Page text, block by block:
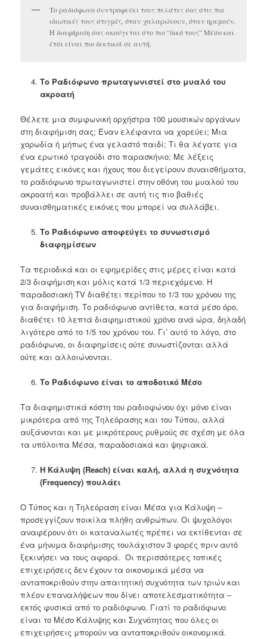
Το ραδιόφωνο συντροφεύει τους πελάτες σας στις πιο
ιδιωτικές τους στιγμές, όταν χαλαρώνουν, όταν ηρεμούν.
Η διαφήμιση σας ακούγεται στο πιο “δικό τους” Μέσο και
έτσι είναι πιο δεκτικοί σε αυτή.
Το Ραδιόφωνο πρωταγωνιστεί στο μυαλό του
ακροατή
Θέλετε μια συμφωνική ορχήστρα 100 μουσικών οργάνων
στη διαφήμιση σας; Έναν ελέφαντα να χορεύει; Μια
χορωδία ή μήπως ένα γελαστό παιδί; Τι θα λέγατε για
ένα ερωτικό τραγούδι στο παρασκήνιο; Με λέξεις
γεμάτες εικόνες και ήχους που διεγείρουν συναισθήματα,
το ραδιόφωνο πρωταγωνιστεί στην οθόνη του μυαλού του
ακροατή και προβάλλει σε αυτή τις πιο βαθιές
συναισθηματικές εικόνες που μπορεί να συλλάβει.
Το Ραδιόφωνο αποφεύγει το συνωστισμό
διαφημίσεων
Τα περιοδικά και οι εφημερίδες στις μέρες είναι κατά
2/3 διαφήμιση και μόλις κατά 1/3 περιεχόμενο. Η
παραδοσιακή TV διαθέτει περίπου το 1/3 του χρόνου της
για διαφήμιση. Το ραδιόφωνο αντίθετα, κατά μέσο όρο,
διαθέτει 10 λεπτά διαφημιστικού χρόνο ανά ώρα, δηλαδή
λιγότερο από το 1/5 του χρόνου του. Γι’ αυτό το λόγο, στο
ραδιόφωνο, οι διαφημίσεις ούτε συνωστίζονται αλλά
ούτε και αλλοιώνονται.
Το Ραδιόφωνο είναι το αποδοτικό Μέσο
Τα διαφημιστικά κόστη του ραδιοφώνου όχι μόνο είναι
μικρότερα από της Τηλεόρασης και του Τύπου, αλλά
αυξάνονται και με μικρότερους ρυθμούς σε σχέση με όλα
τα υπόλοιπα Μέσα, παραδοσιακά και ψηφιακά.
Η Κάλυψη (Reach) είναι καλή, αλλά η συχνότητα
(Frequency) πουλάει
Ο Τύπος και η Τηλεόραση είναι Μέσα για Κάλυψη –
προσεγγίζουν ποικίλα πλήθη ανθρώπων. Οι ψυχολόγοι
αναφέρουν ότι οι καταναλωτές πρέπει να εκτίθενται σε
ένα μήνυμα διαφήμισης τουλάχιστον 3 φορές πριν αυτό
ξεκινήσει να τους αφορά. Οι περισσότερες τοπικές
επιχειρήσεις δεν έχουν τα οικονομικά μέσα να
ανταποκριθούν στην απαιτητική συχνότητα των τριών και
πλέον επαναλήψεων που δίνει αποτελεσματικότητα –
εκτός φυσικά από το ραδιόφωνο. Γιατί το ραδιόφωνο
είναι το Μέσο Κάλυψης και Συχνότητας που όλες οι
επιχειρήσεις μπορούν να ανταποκριθούν οικονομικά.